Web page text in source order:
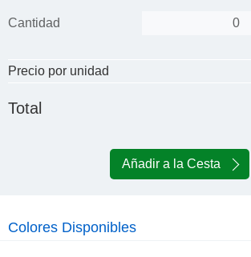
Cantidad
Precio por unidad
Total
Añadir a la Cesta
Colores Disponibles